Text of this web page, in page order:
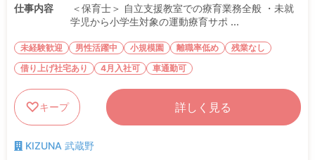
仕事内容
＜保育士＞ 自立支援教室での療育業務全般 ・未就
学児から小学生対象の運動療育サポ ...
未経験歓迎 男性活躍中 小規模園 離職率低め
残業なし
借り上げ社宅あり
4月入社可 車通勤可
キープ 詳しく見る
KIZUNA 武蔵野